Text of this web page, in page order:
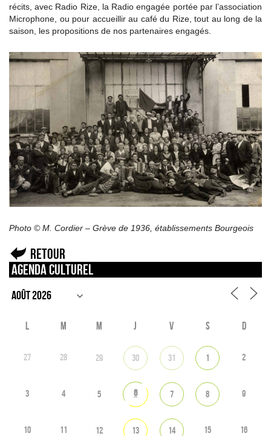
récits, avec Radio Rize, la Radio engagée portée par l’association
Microphone, ou pour accueillir au café du Rize, tout au long de la
saison, les propositions de nos partenaires engagés.
Photo © M. Cordier – Grève de 1936, établissements Bourgeois
Retour
Agenda culturel
L M M J V S D
27 28 29 30 31 1 2
3 4 5 6 7 8 9
10 11 12 13 14 15 16